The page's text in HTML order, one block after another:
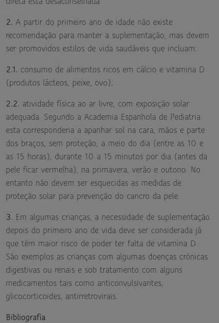
2. A partir do primeiro ano de idade não existe
recomendação para manter a suplementação, mas devem
ser promovidos estilos de vida saudáveis que incluam:
2.1. consumo de alimentos ricos em cálcio e vitamina D
(produtos lácteos, peixe, ovo);
2.2. atividade física ao ar livre, com exposição solar
adequada. Segundo a Academia Espanhola de Pediatria
esta corresponderia a apanhar sol na cara, mãos e parte
dos braços, sem proteção, a meio do dia (entre as 10 e
as 15 horas), durante 10 a 15 minutos por dia (antes da
pele ficar vermelha), na primavera, verão e outono. No
entanto não devem ser esquecidas as medidas de
proteção solar para prevenção do cancro da pele.
3. Em algumas crianças, a necessidade de suplementação
depois do primeiro ano de vida deve ser considerada já
que têm maior risco de poder ter falta de vitamina D.
São exemplos as crianças com algumas doenças crónicas
digestivas ou renais e sob tratamento com alguns
medicamentos tais como anticonvulsivantes,
glicocorticoides, antirretrovirais.
Bibliografia